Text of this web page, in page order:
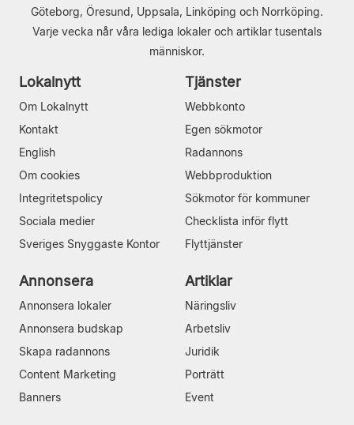
Göteborg, Öresund, Uppsala, Linköping och Norrköping.
Varje vecka når våra lediga lokaler och artiklar tusentals
människor.
Lokalnytt
Om Lokalnytt
Kontakt
English
Om cookies
Integritetspolicy
Sociala medier
Sveriges Snyggaste Kontor
Tjänster
Webbkonto
Egen sökmotor
Radannons
Webbproduktion
Sökmotor för kommuner
Checklista inför flytt
Flyttjänster
Annonsera
Annonsera lokaler
Annonsera budskap
Skapa radannons
Content Marketing
Banners
Artiklar
Näringsliv
Arbetsliv
Juridik
Porträtt
Event